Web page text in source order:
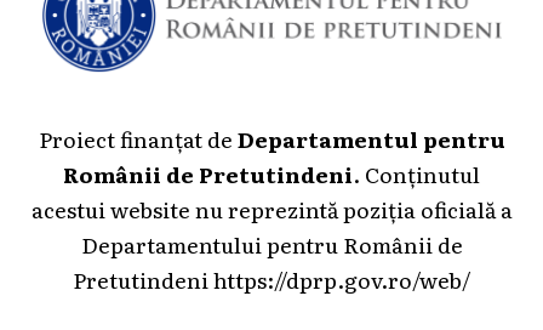
Proiect finanțat deDepartamentul pentru
Românii de Pretutindeni. Conținutul
acestui website nu reprezintă poziția oficială a
Departamentului pentru Românii de
Pretutindeni https://dprp.gov.ro/web/